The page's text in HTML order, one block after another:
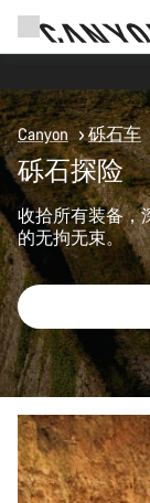
Canyon 砾石车
砾石探险
收拾所有装备，
的无拘无束。